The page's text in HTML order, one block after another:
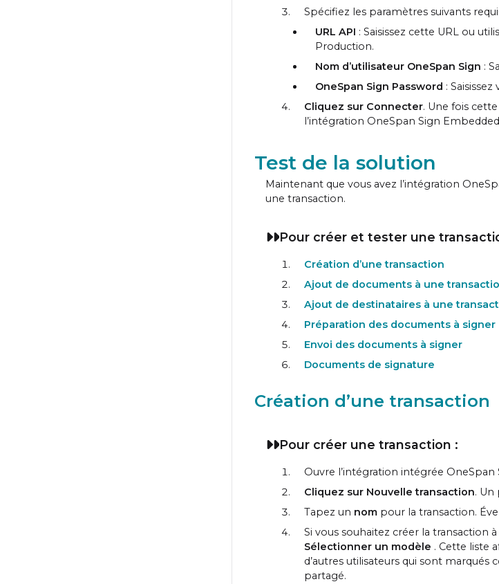
Spécifiez les paramètres suivants
URL API : Saisissez cette URL ou
Production.
Nom d’utilisateur OneSpan Sign :
OneSpan Sign Password :
Cliquez sur Connecter. Une fois
l’intégration OneSpan Sign
Test de la solution
Maintenant que vous avez l’intégration
une transaction.
Pour créer et tester une
Création d’une transaction
Ajout de documents à une
Ajout de destinataires à une
Préparation des documents à signer
Envoi des documents à signer
Documents de signature
Création d’une transaction
Pour créer une transaction :
Ouvre l’intégration intégrée
Cliquez sur Nouvelle transaction. Un
Tapez un nom pour la transaction.
Si vous souhaitez créer la transaction
Sélectionner un modèle . Cette liste
d’autres utilisateurs qui sont marqués
partagé.